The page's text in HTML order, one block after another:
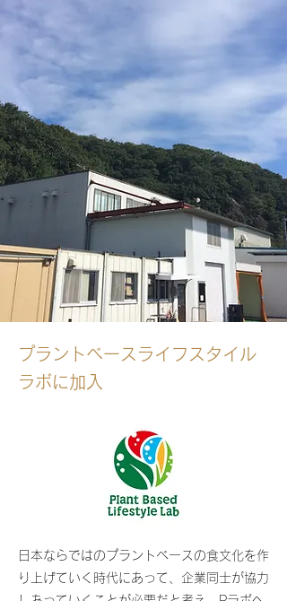
プラントベースライフスタイル
ラボに加入
日本ならではのプラントベースの食文化を作
り上げていく時代にあって、企業同士が協力